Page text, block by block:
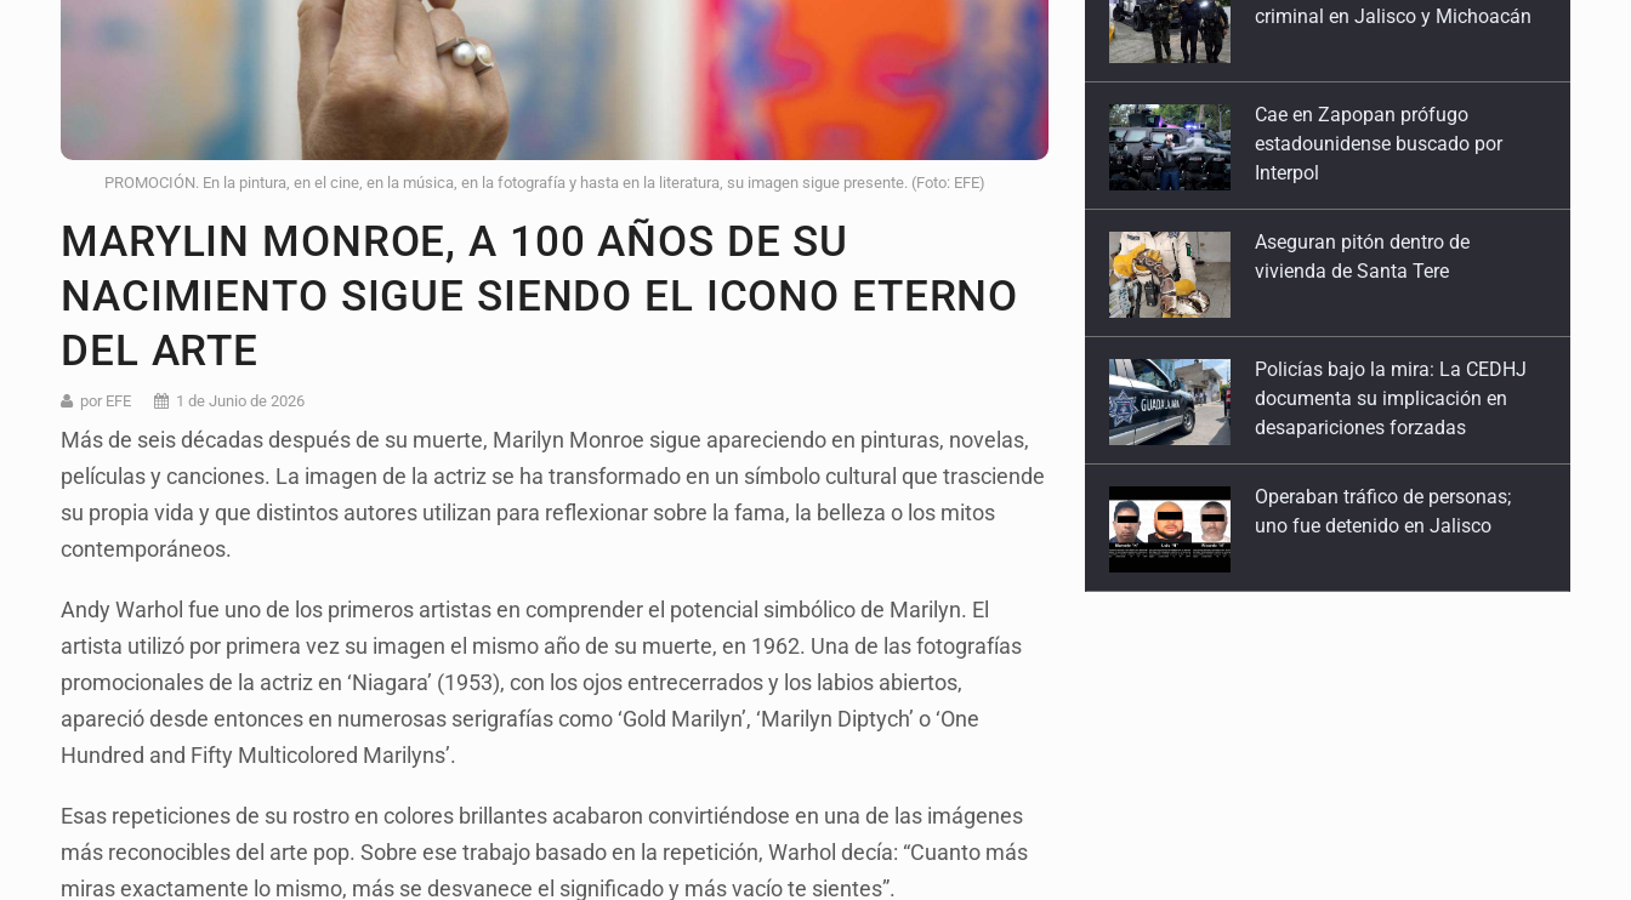
PROMOCIÓN. En la pintura, en el cine, en la música, en la fotografía y hasta en la literatura, su imagen sigue presente. (Foto: EFE)
MARYLIN MONROE, A 100 AÑOS DE SU
NACIMIENTO SIGUE SIENDO EL ICONO ETERNO
DEL ARTE
por EFE 1 de Junio de 2026
Más de seis décadas después de su muerte, Marilyn Monroe sigue apareciendo en pinturas, novelas,
películas y canciones. La imagen de la actriz se ha transformado en un símbolo cultural que trasciende
su propia vida y que distintos autores utilizan para reflexionar sobre la fama, la belleza o los mitos
contemporáneos.
Andy Warhol fue uno de los primeros artistas en comprender el potencial simbólico de Marilyn. El
artista utilizó por primera vez su imagen el mismo año de su muerte, en 1962. Una de las fotografías
promocionales de la actriz en ‘Niagara’ (1953), con los ojos entrecerrados y los labios abiertos,
apareció desde entonces en numerosas serigrafías como ‘Gold Marilyn’, ‘Marilyn Diptych’ o ‘One
Hundred and Fifty Multicolored Marilyns’.
Esas repeticiones de su rostro en colores brillantes acabaron convirtiéndose en una de las imágenes
más reconocibles del arte pop. Sobre ese trabajo basado en la repetición, Warhol decía: “Cuanto más
miras exactamente lo mismo, más se desvanece el significado y más vacío te sientes”.
estadounidense buscado por
Aseguran pitón dentro de
vivienda de Santa Tere
Policías bajo la mira: La CEDHJ
documenta su implicación en
Operaban tráfico de personas;
uno fue detenido en Jalisco
Catean casa por esquema de
fraude telefónico